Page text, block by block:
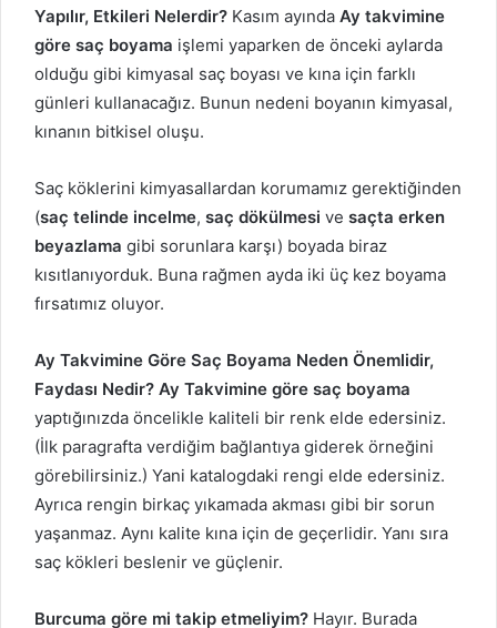
Yapılır, Etkileri Nelerdir? Kasım ayında Ay takvimine
göre saç boyama işlemi yaparken de önceki aylarda
olduğu gibi kimyasal saç boyası ve kına için farklı
günleri kullanacağız. Bunun nedeni boyanın kimyasal,
kınanın bitkisel oluşu.
Saç köklerini kimyasallardan korumamız gerektiğinden
(saç telinde incelme, saç dökülmesi ve saçta erken
beyazlama gibi sorunlara karşı) boyada biraz
kısıtlanıyorduk. Buna rağmen ayda iki üç kez boyama
fırsatımız oluyor.
Ay Takvimine Göre Saç Boyama Neden Önemlidir,
Faydası Nedir? Ay Takvimine göre saç boyama
yaptığınızda öncelikle kaliteli bir renk elde edersiniz.
(İlk paragrafta verdiğim bağlantıya giderek örneğini
görebilirsiniz.) Yani katalogdaki rengi elde edersiniz.
Ayrıca rengin birkaç yıkamada akması gibi bir sorun
yaşanmaz. Aynı kalite kına için de geçerlidir. Yanı sıra
saç kökleri beslenir ve güçlenir.
Burcuma göre mi takip etmeliyim? Hayır. Burada